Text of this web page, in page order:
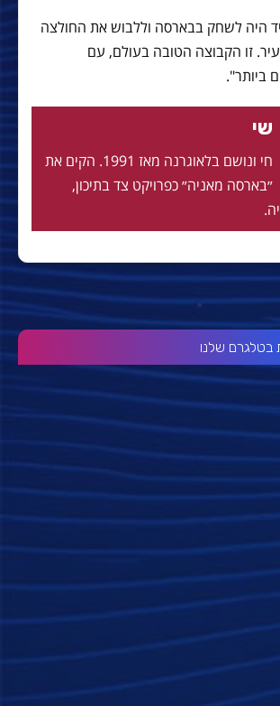
היה לשחק בבארסה וללבוש את החולצה
זו הקבוצה הטובה בעולם, עם
ביותר".
שי
חי ונושם בלאוגרנה מאז 1991. הקים את
״בארסה מאניה״ כפרויקט צד בתיכון,
בטלגרם שלנו